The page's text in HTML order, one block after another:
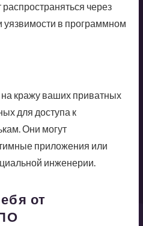
через
в программном
кражу ваших приватных
для доступа к
Они могут
приложения или
инженерии.
от